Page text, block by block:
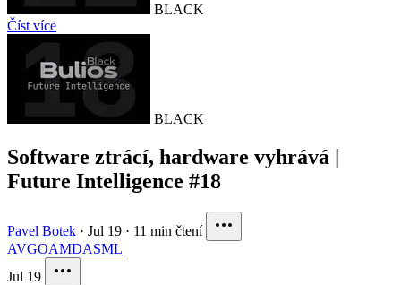
BLACK
Číst více
BLACK
Software ztrácí, hardware vyhrává |
Future Intelligence #18
Pavel Botek · Jul 19 · 11 min čtení
AVGOAMDASML
Jul 19